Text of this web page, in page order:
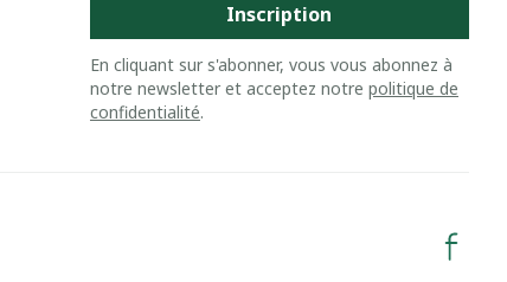
Inscription
En cliquant sur s'abonner, vous vous abonnez à
notre newsletter et acceptez notre politique de
confidentialité.